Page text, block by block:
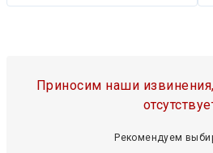
Приносим наши
Рекомендуем